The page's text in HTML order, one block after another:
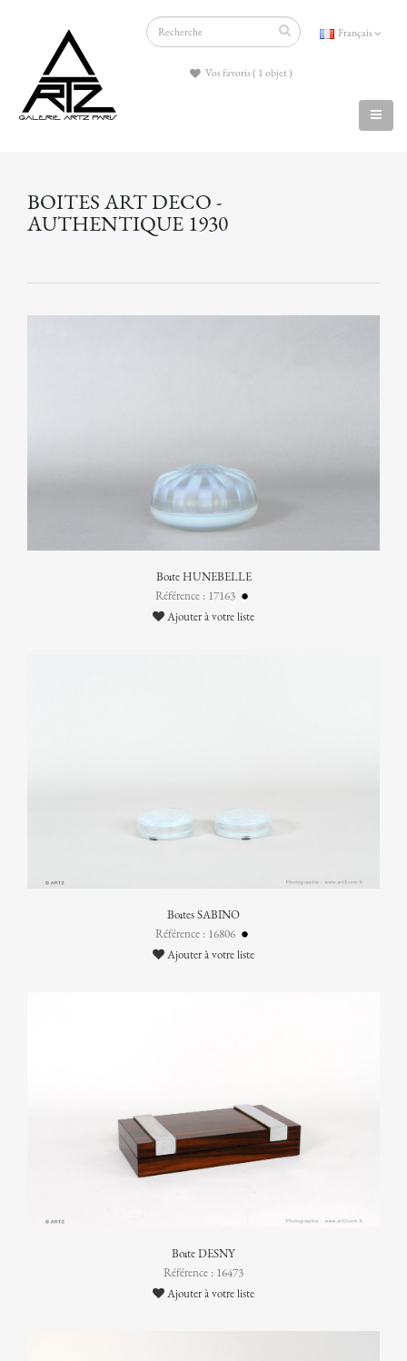
Français
Vos favoris ( 1 objet )
BOITES ART DECO -
AUTHENTIQUE 1930
Boîte HUNEBELLE
Référence : 17163
Ajouter à votre liste
Boîtes SABINO
Référence : 16806
Ajouter à votre liste
Boîte DESNY
Référence : 16473
Ajouter à votre liste